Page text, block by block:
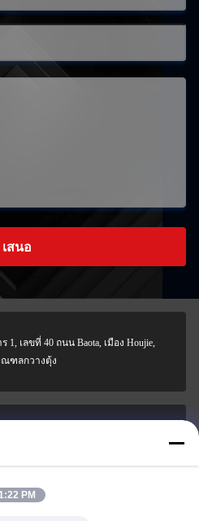
เสนอ
1, เลขที่ 40 ถนน Baota, เมือง Houjie,
ณฑลกวางตุ้ง
PM